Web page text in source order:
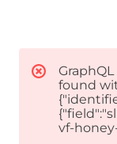
found
vf-